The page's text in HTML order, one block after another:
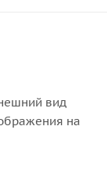
вид
на